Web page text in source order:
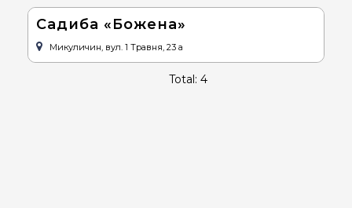
Cадиба «Божена»
Микуличин, вул. 1 Травня, 23 а
Total: 4